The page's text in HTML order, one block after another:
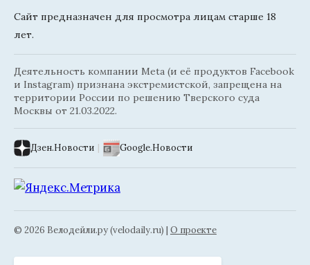
Сайт предназначен для просмотра лицам старше 18
лет.
Деятельность компании Meta (и её продуктов Facebook
и Instagram) признана экстремистской, запрещена на
территории России по решению Тверского суда
Москвы от 21.03.2022.
Дзен.Новости | Google.Новости
© 2026 Велодейли.ру (velodaily.ru) | О проекте